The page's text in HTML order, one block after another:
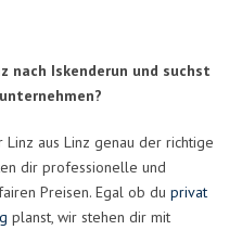
nach Iskenderun und suchst
aus Linz genau der richtige
dir professionelle und
Preisen. Egal ob du privat
planst, wir stehen dir mit